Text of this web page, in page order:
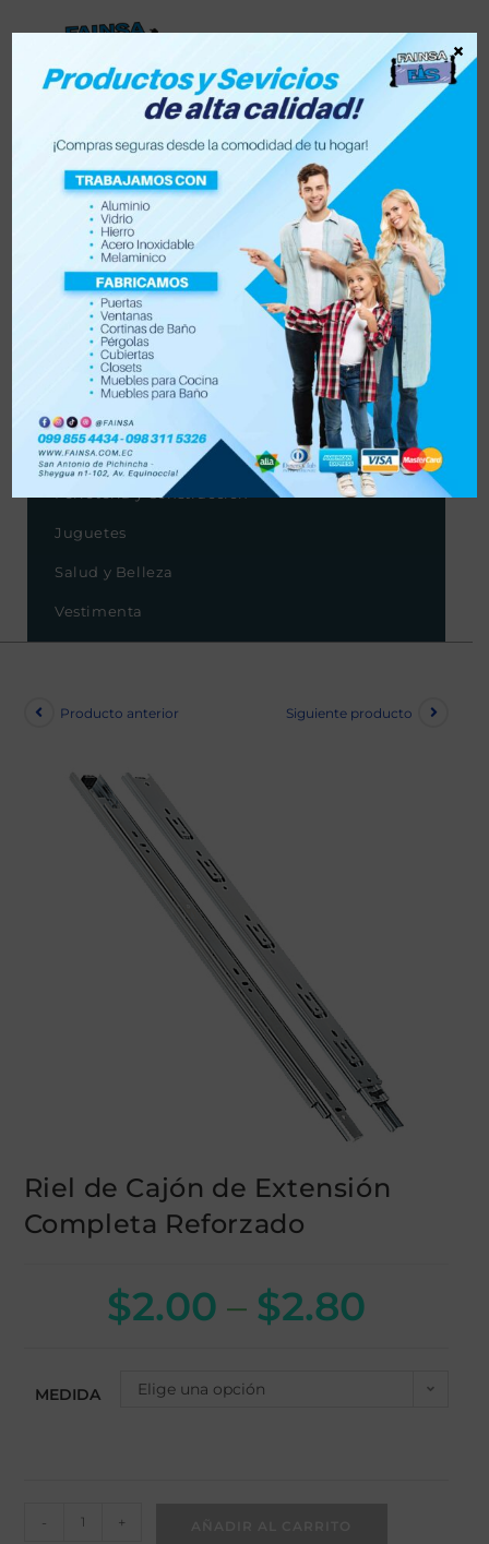
Lista de deseos
0
Tienda
Accesorios para vehículo y moto
Accesorios de hogar
Electrónica
Ferretería y Construcción
Juguetes
Salud y Belleza
Vestimenta
Producto anterior Siguiente producto
Riel de Cajón de Extensión
Completa Reforzado
$2.00 – $2.80
MEDIDA Elige una opción
- +
×